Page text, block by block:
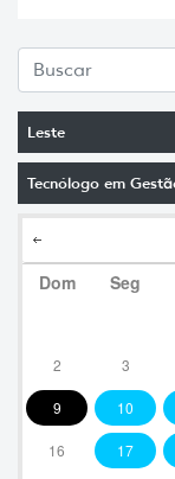
Leste
Tecnólogo em
Dom Seg
2 3
9 10
16 17